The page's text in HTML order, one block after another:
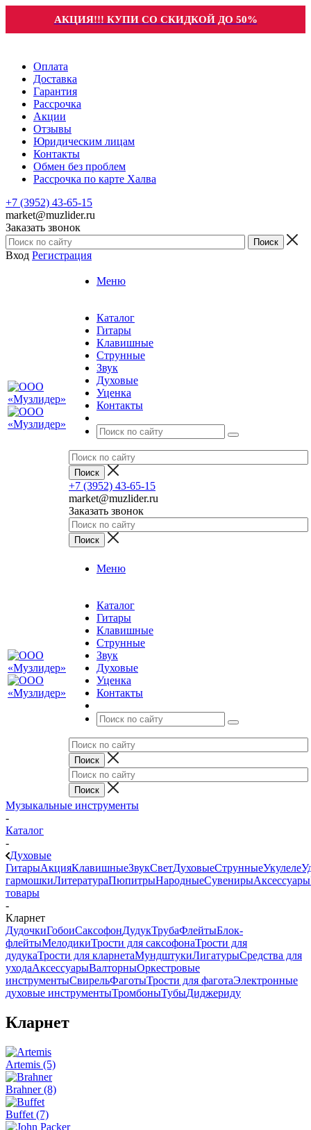
АКЦИЯ!!! КУПИ СО СКИДКОЙ ДО 50%
Оплата
Доставка
Гарантия
Рассрочка
Акции
Отзывы
Юридическим лицам
Контакты
Обмен без проблем
Рассрочка по карте Халва
+7 (3952) 43-65-15
market@muzlider.ru
Заказать звонок
Вход Регистрация
Меню
Каталог
Гитары
Клавишные
Струнные
Звук
Духовые
Уценка
Контакты
+7 (3952) 43-65-15
market@muzlider.ru
Заказать звонок
Меню
Каталог
Гитары
Клавишные
Струнные
Звук
Духовые
Уценка
Контакты
Музыкальные инструменты
-
Каталог
-
Духовые
ГитарыАкцияКлавишныеЗвукСветДуховыеСтрунныеУкулеле
гармошкиЛитератураПюпитрыНародныеСувенирыАксессуары
товары
-
Кларнет
ДудочкиГобоиСаксофонДудукТрубаФлейтыБлок-
флейтыМелодикиТрости для саксофонаТрости для
дудукаТрости для кларнетаМундштукиЛигатурыСредства для
уходаАксессуарыВалторныОркестровые
инструментыСвирельФаготыТрости для фаготаЭлектронные
духовые инструментыТромбоныТубыДиджериду
Кларнет
Artemis (5)
Brahner(8)
Buffet (7)